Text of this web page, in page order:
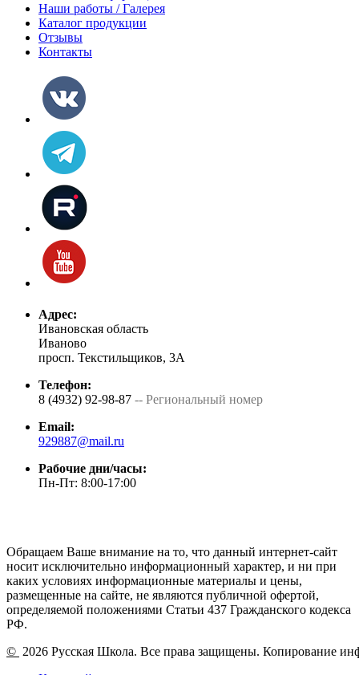
Наши работы / Галерея
Каталог продукции
Отзывы
Контакты
Адрес:
Ивановская область
Иваново
просп. Текстильщиков, 3А
Телефон:
8 (4932) 92-98-87 -- Региональный номер
Email:
929887@mail.ru
Рабочие дни/часы:
Пн-Пт: 8:00-17:00
Обращаем Ваше внимание на то, что данный интернет-сайт
носит исключительно информационный характер, и ни при
каких условиях информационные материалы и цены,
размещенные на сайте, не являются публичной офертой,
определяемой положениями Статьи 437 Гражданского кодекса
РФ.
© 2026 Русская Школа. Все права защищены. Копирование